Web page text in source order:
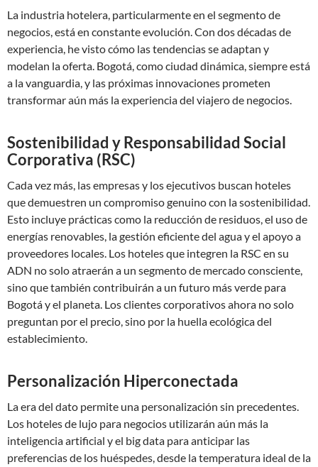
La industria hotelera, particularmente en el segmento de
negocios, está en constante evolución. Con dos décadas de
experiencia, he visto cómo las tendencias se adaptan y
modelan la oferta. Bogotá, como ciudad dinámica, siempre está
a la vanguardia, y las próximas innovaciones prometen
transformar aún más la experiencia del viajero de negocios.
Sostenibilidad y Responsabilidad Social
Corporativa (RSC)
Cada vez más, las empresas y los ejecutivos buscan hoteles
que demuestren un compromiso genuino con la sostenibilidad.
Esto incluye prácticas como la reducción de residuos, el uso de
energías renovables, la gestión eficiente del agua y el apoyo a
proveedores locales. Los hoteles que integren la RSC en su
ADN no solo atraerán a un segmento de mercado consciente,
sino que también contribuirán a un futuro más verde para
Bogotá y el planeta. Los clientes corporativos ahora no solo
preguntan por el precio, sino por la huella ecológica del
establecimiento.
Personalización Hiperconectada
La era del dato permite una personalización sin precedentes.
Los hoteles de lujo para negocios utilizarán aún más la
inteligencia artificial y el big data para anticipar las
preferencias de los huéspedes, desde la temperatura ideal de la